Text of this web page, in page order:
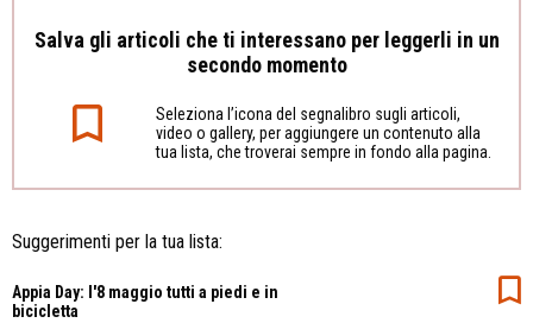
Salva gli articoli che ti interessano per leggerli in un
secondo momento
Seleziona l’icona del segnalibro sugli articoli,
video o gallery, per aggiungere un contenuto alla
tua lista, che troverai sempre in fondo alla pagina.
Suggerimenti per la tua lista:
Appia Day: l'8 maggio tutti a piedi e in
bicicletta